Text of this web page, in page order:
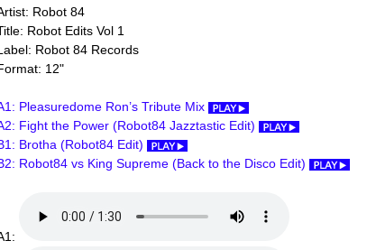
Robot 84
Robot Edits Vol 1
Robot 84 Records
12"
Pleasuredome Ron’s Tribute Mix
Fight the Power (Robot84 Jazztastic Edit)
Brotha (Robot84 Edit)
Robot84 vs King Supreme (Back to the Disco Edit)